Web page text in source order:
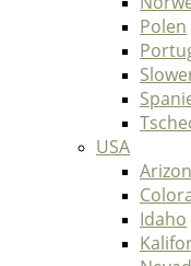
Polen
USA
Idaho